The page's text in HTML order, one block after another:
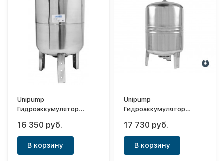
Unipump
Гидроаккумулятор
(мембрана EPDM,нерж.)
16 350 руб.
В корзину
Unipump
Гидроаккумулятор
(мембрана EPDM,нерж.)
17 730 руб.
В корзину